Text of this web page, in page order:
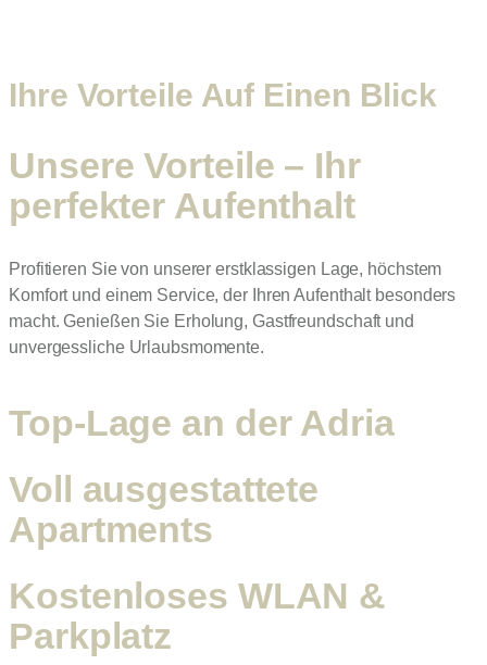
Ihre Vorteile Auf Einen Blick
Unsere Vorteile – Ihr
perfekter Aufenthalt
Profitieren Sie von unserer erstklassigen Lage, höchstem
Komfort und einem Service, der Ihren Aufenthalt besonders
macht. Genießen Sie Erholung, Gastfreundschaft und
unvergessliche Urlaubsmomente.
Top-Lage an der Adria
Voll ausgestattete
Apartments
Kostenloses WLAN &
Parkplatz